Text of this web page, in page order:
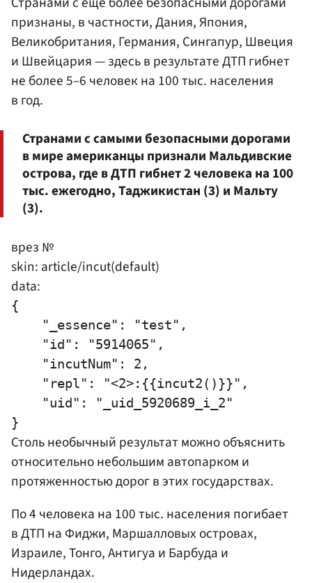
признаны, в частности, Дания, Япония,
Великобритания, Германия, Сингапур, Швеция
и Швейцария — здесь в результате ДТП гибнет
не более 5–6 человек на 100 тыс. населения
в год.
Странами с самыми безопасными дорогами
в мире американцы признали Мальдивские
острова, где в ДТП гибнет 2 человека на 100
тыс. ежегодно, Таджикистан (3) и Мальту
(3).
врез №
skin: article/incut(default)
data:
{
    "_essence": "test",
    "id": "5914065",
    "incutNum": 2,
    "repl": "<2>:{{incut2()}}",
    "uid": "_uid_5920689_i_2"
Столь необычный результат можно объяснить
относительно небольшим автопарком и
протяженностью дорог в этих государствах.
По 4 человека на 100 тыс. населения погибает
в ДТП на Фиджи, Маршалловых островах,
Израиле, Тонго, Антигуа и Барбуда и
Нидерландах.